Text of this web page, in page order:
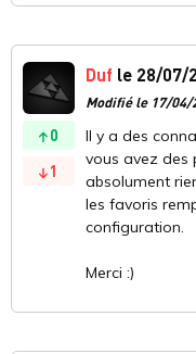
0
1
Duf le 28/07/
Modifié le 17/04/
Il y a des
vous avez des
absolument
les favoris
configuration.
Merci :)